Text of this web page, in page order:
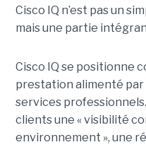
Cisco IQ n’est pas un
mais une partie
Cisco IQ se positionne
prestation alimenté par
services
clients une « visibilité
environnement », une